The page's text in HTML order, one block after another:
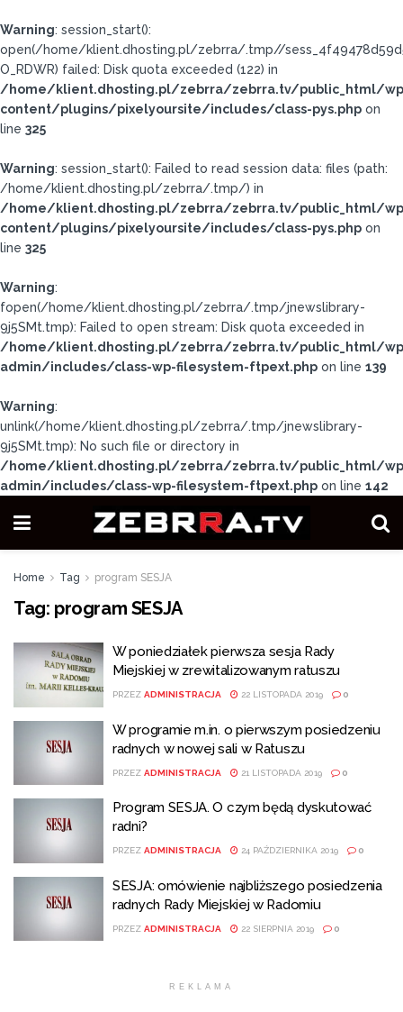
Warning: session_start():
open(/home/klient.dhosting.pl/zebrra/.tmp//
O_RDWR) failed: Disk quota exceeded (122) in
/home/klient.dhosting.pl/zebrra/zebrra.tv/public_html/
content/plugins/pixelyoursite/includes/class-pys.php on
line 325
Warning: session_start(): Failed to read session data: files (path:
/home/klient.dhosting.pl/zebrra/.tmp/) in
/home/klient.dhosting.pl/zebrra/zebrra.tv/public_html/
content/plugins/pixelyoursite/includes/class-pys.php on
line 325
Warning:
fopen(/home/klient.dhosting.pl/zebrra/.tmp/jnewslibrary-
9j5SMt.tmp): Failed to open stream: Disk quota exceeded in
/home/klient.dhosting.pl/zebrra/zebrra.tv/public_html/
admin/includes/class-wp-filesystem-ftpext.php on line 139
Warning:
unlink(/home/klient.dhosting.pl/zebrra/.tmp/jnewslibrary-
9j5SMt.tmp): No such file or directory in
/home/klient.dhosting.pl/zebrra/zebrra.tv/public_html/
admin/includes/class-wp-filesystem-ftpext.php on line 142
Home Tag program SESJA
Tag: program SESJA
W poniedziałek pierwsza sesja Rady
Miejskiej w zrewitalizowanym ratuszu
PRZEZ ADMINISTRACJA 22 LISTOPADA 2019 0
W programie m.in. o pierwszym posiedzeniu
radnych w nowej sali w Ratuszu
PRZEZ ADMINISTRACJA 21 LISTOPADA 2019 0
Program SESJA. O czym będą dyskutować
radni?
PRZEZ ADMINISTRACJA 24 PAŹDZIERNIKA 2019 0
SESJA: omówienie najbliższego posiedzenia
radnych Rady Miejskiej w Radomiu
PRZEZ ADMINISTRACJA 22 SIERPNIA 2019 0
REKLAMA